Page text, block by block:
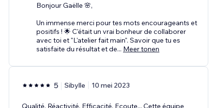
Bonjour Gaëlle 🌸,
Un immense merci pour tes mots encourageants et
positifs ! 🌟 C'était un vrai bonheur de collaborer
avec toi et "L'atelier fait main". Savoir que tu es
satisfaite du résultat et de... Meer tonen
5 Sibylle 10 mei 2023
Qualité, Réactivité, Efficacité, Ecoute... Cette équipe